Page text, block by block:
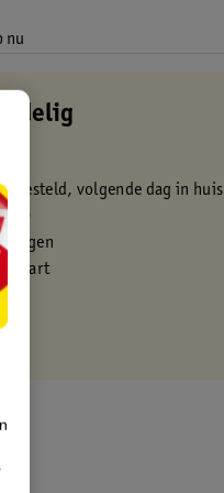
nu
besteld, volgende dag in huis
dagen
kaart